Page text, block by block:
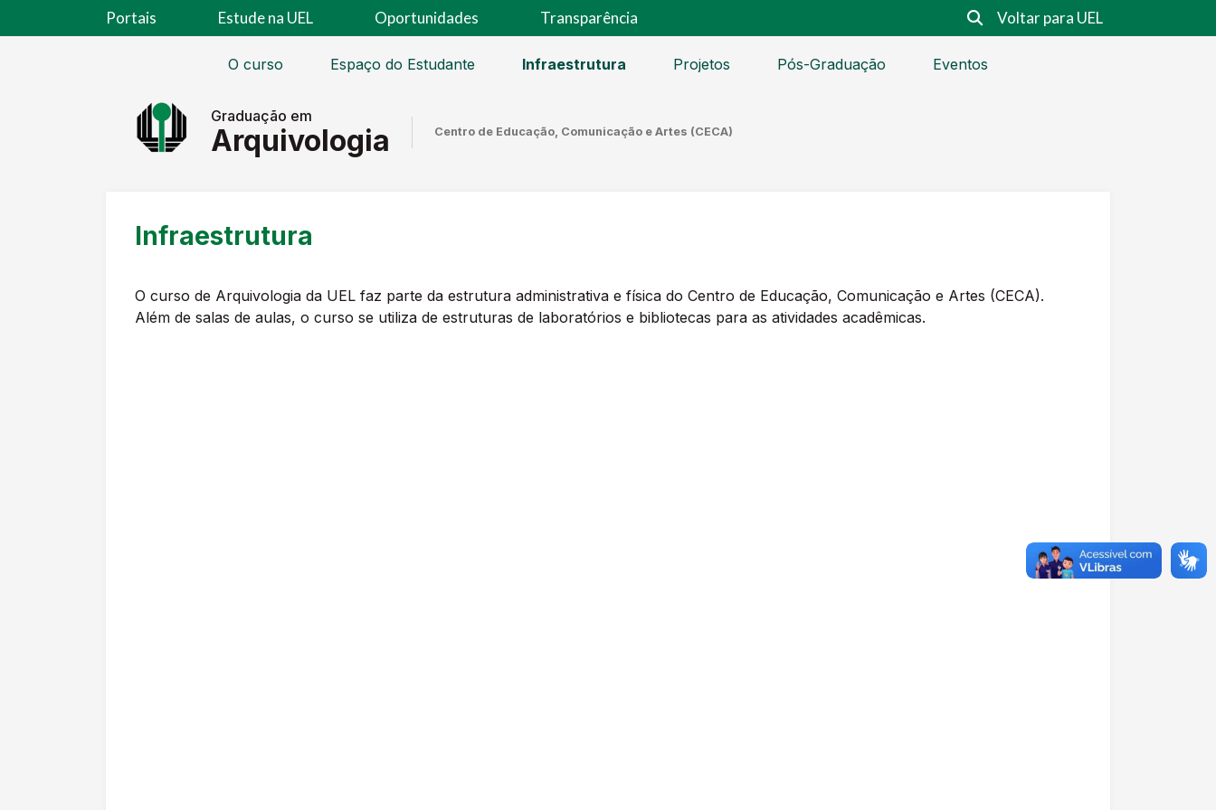
Portais Estude na UEL Oportunidades Transparência Voltar para UEL
O curso Espaço do Estudante Infraestrutura Projetos Pós-Graduação Eventos
Graduação em
Arquivologia Centro de Educação, Comunicação e Artes (CECA)
Infraestrutura
O curso de Arquivologia da UEL faz parte da estrutura administrativa e física do Centro de Educação, Comunicação e Artes (CECA).
Além de salas de aulas, o curso se utiliza de estruturas de laboratórios e bibliotecas para as atividades acadêmicas.